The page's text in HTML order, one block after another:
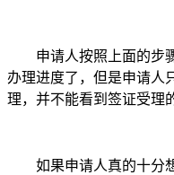
申请人按照上面的步骤
办理进度了，但是申请人
理，并不能看到签证受理
如果申请人真的十分想